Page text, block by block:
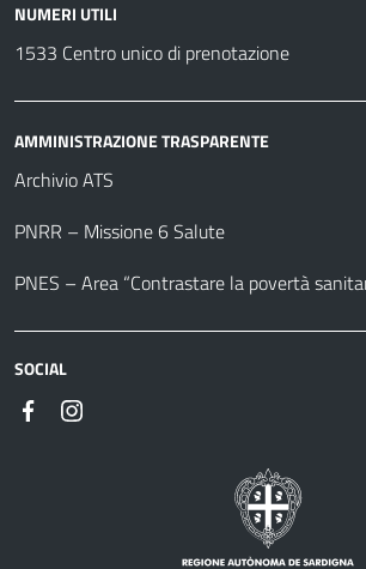
NUMERI UTILI
1533 Centro unico di prenotazione
AMMINISTRAZIONE TRASPARENTE
Archivio ATS
PNRR – Missione 6 Salute
PNES – Area “Contrastare la povertà
SOCIAL